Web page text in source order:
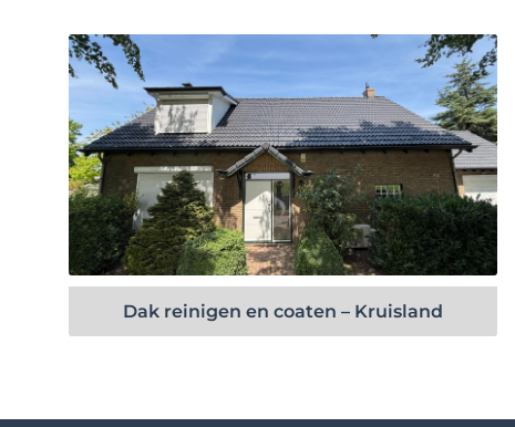
Bekijk project
Dak reinigen en coaten – Kruisland